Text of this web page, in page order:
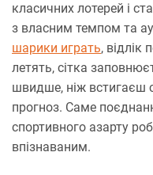
класичних лотерей і
з власним темпом та
шарики играть, відлік
летять, сітка
швидше, ніж встигаєш
прогноз. Саме
спортивного азарту
впізнаваним.